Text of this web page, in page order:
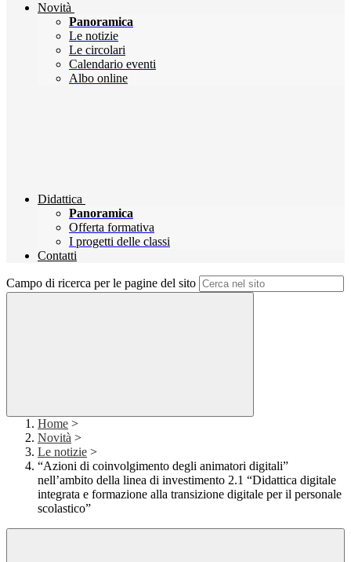
Novità
Panoramica
Le notizie
Le circolari
Calendario eventi
Albo online
Didattica
Panoramica
Offerta formativa
I progetti delle classi
Contatti
Campo di ricerca per le pagine del sito
Home >
Novità >
Le notizie >
“Azioni di coinvolgimento degli animatori digitali”
nell’ambito della linea di investimento 2.1 “Didattica digitale
integrata e formazione alla transizione digitale per il personale
scolastico”